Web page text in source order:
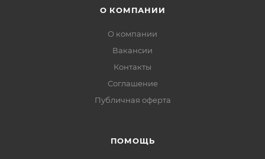
О КОМПАНИИ
О компании
Вакансии
Контакты
Соглашение
Публичная оферта
ПОМОЩЬ